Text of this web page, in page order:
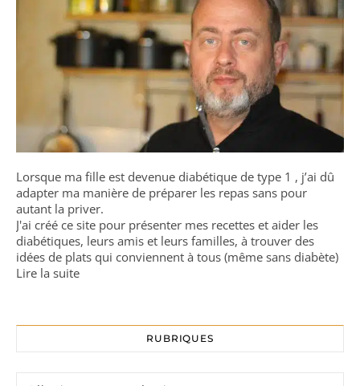
Lorsque ma fille est devenue diabétique de type 1 , j’ai dû
adapter ma manière de préparer les repas sans pour
autant la priver.
J'ai créé ce site pour présenter mes recettes et aider les
diabétiques, leurs amis et leurs familles, à trouver des
idées de plats qui conviennent à tous (même sans diabète)
Lire la suite
RUBRIQUES